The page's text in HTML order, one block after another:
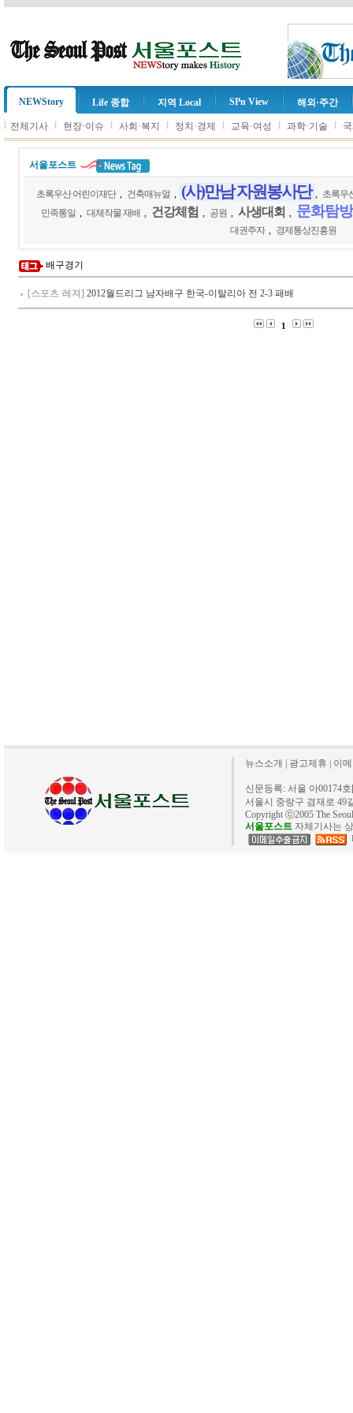
NEWStory Life 종합 지역 Local SPn View 해외·주간
l 전체기사 l 현장·이슈 l 사회·복지 l 정치·경제 l 교육·여성 l 과학·기술 l
서울포스트
초록우산 어린이재단 건축매뉴얼 (사)만남 자원봉사단
초록우
민족통일
대체작물 재배 건강체험 공원 사생대회 문화탐방
대권주자 경제통상진흥원
배구경기
[스포츠·레져] 2012월드리그 남자배구 한국-이탈리아 전 2-3 패배
1
뉴스소개 광고제휴 이
신문등록: 서울 아00174
서울시 중랑구 겸재로 49
Copyright ⓒ2005 The
서울포스트 자체기사는